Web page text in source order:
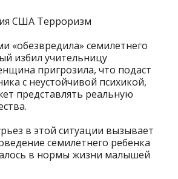
США Терроризм
«обезвредила» семилетнего
избил учительницу
пригрозила, что подаст
с неустойчивой психикой,
представлять реальную
в этой ситуации вызывает
семилетнего ребенка
в нормы жизни малышей